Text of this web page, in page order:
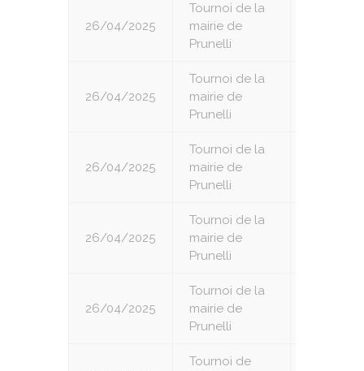
26/04/2025
Tournoi de la
mairie de
Prunelli
26/04/2025
Tournoi de la
mairie de
Prunelli
26/04/2025
Tournoi de la
mairie de
Prunelli
26/04/2025
Tournoi de la
mairie de
Prunelli
26/04/2025
Tournoi de la
mairie de
Prunelli
Tournoi de